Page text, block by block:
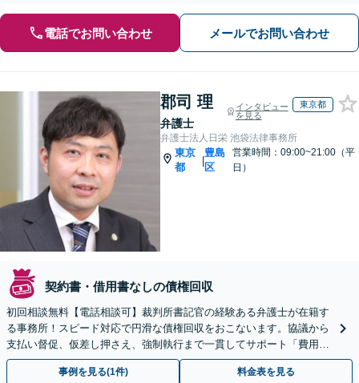
電話でお問い合わせ メールでお問い合わせ
郡司 理
弁護士
インタビュー
を見る
東京都
弁護士法人日栄 池袋法律事務所
東京
都
|
豊島
区
営業時間：09:00~21:00（平
日）
契約書・借用書なしの債権回収
初回相談無料【電話相談可】裁判所書記官の経験ある弁護士が在籍す
る事務所！スピード対応で円滑な債権回収をおこないます。協議から
支払い督促、仮差し押さえ、強制執行まで一貫してサポート「費用や
見通しを説明するのでまずは気軽にご相談ください」
事例を見る(1件) 料金表を見る